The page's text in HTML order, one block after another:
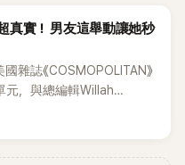
真實！ 男友這舉動讓她秒
雜誌《COSMOPOLITAN》
元，與總編輯Willah
對象、聯絡方式，到第一次